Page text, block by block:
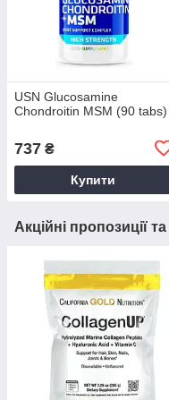
USN Glucosamine
Chondroitin MSM (90 tabs)
737 ₴
Купити
Акційні пропозиції